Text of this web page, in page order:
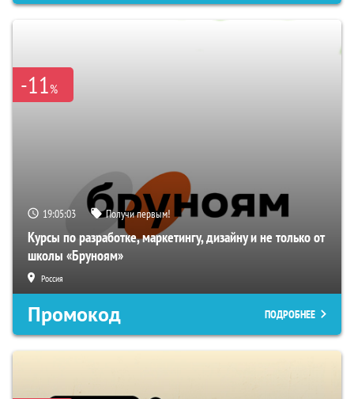
-11%
19:05:02 Получи первым!
Курсы по разработке, маркетингу, дизайну и не только от
школы «Бруноям»
Россия
Промокод ПОДРОБНЕЕ